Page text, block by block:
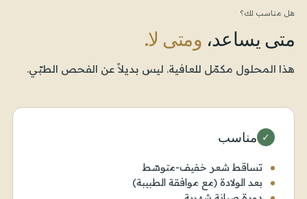
هل مناسب لك؟
متى يساعد، ومتى لا.
هذا المحلول مكمّل للعافية. ليس بديلاً عن الفحص الطبّي.
✓ مناسب
تساقط شعر خفيف-متوسّط
بعد الولادة (مع موافقة الطبيبة)